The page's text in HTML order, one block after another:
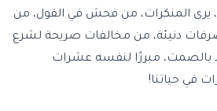
يرى المنكرات، من فحش في القول، من
دنيئة، من مخالفات صريحة لشرع
بالصمت، مبررًا لنفسه عشرات
في حياتنا!